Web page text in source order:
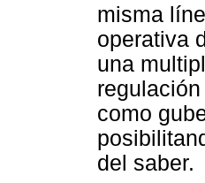
misma
operativa
una
como
del saber.